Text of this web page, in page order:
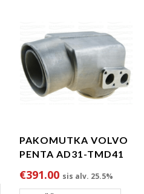
PAKOMUTKA VOLVO
PENTA AD31-TMD41
€391.00 sis alv. 25.5%